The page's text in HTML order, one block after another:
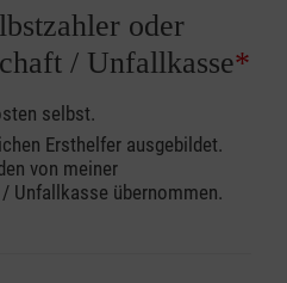
oder
/ Unfallkasse*
selbst.
Ersthelfer ausgebildet.
von meiner
Unfallkasse übernommen.